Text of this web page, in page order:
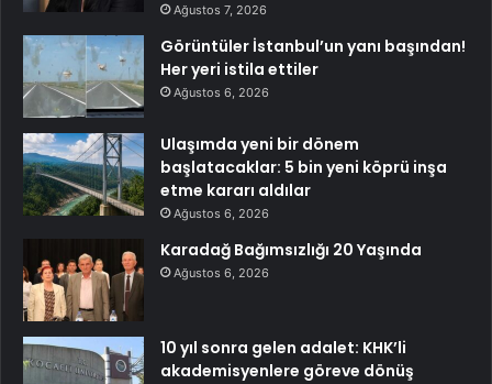
Ağustos 7, 2026
Görüntüler İstanbul’un yanı başından!
Her yeri istila ettiler
Ağustos 6, 2026
Ulaşımda yeni bir dönem
başlatacaklar: 5 bin yeni köprü inşa
etme kararı aldılar
Ağustos 6, 2026
Karadağ Bağımsızlığı 20 Yaşında
Ağustos 6, 2026
10 yıl sonra gelen adalet: KHK’li
akademisyenlere göreve dönüş